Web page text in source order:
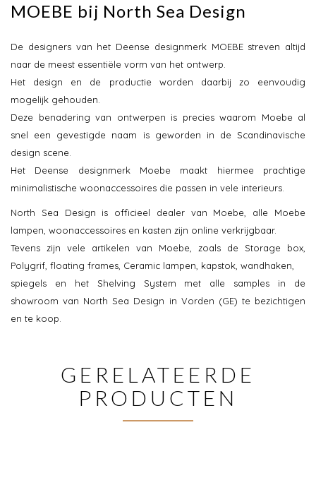
MOEBE bij North Sea Design
De designers van het Deense designmerk MOEBE streven altijd
naar de meest essentiële vorm van het ontwerp.
Het design en de productie worden daarbij zo eenvoudig
mogelijk gehouden.
Deze benadering van ontwerpen is precies waarom Moebe al
snel een gevestigde naam is geworden in de Scandinavische
design scene.
Het Deense designmerk Moebe maakt hiermee prachtige
minimalistische woonaccessoires die passen in vele interieurs.
North Sea Design is officieel dealer van Moebe, alle Moebe
lampen, woonaccessoires en kasten zijn online verkrijgbaar.
Tevens zijn vele artikelen van Moebe, zoals de Storage box,
Polygrif, floating frames, Ceramic lampen, kapstok, wandhaken,
spiegels en het Shelving System met alle samples in de
showroom van North Sea Design in Vorden (GE) te bezichtigen
en te koop.
GERELATEERDE
PRODUCTEN